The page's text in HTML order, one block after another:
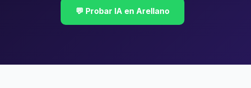
💬 Probar IA en Arellano